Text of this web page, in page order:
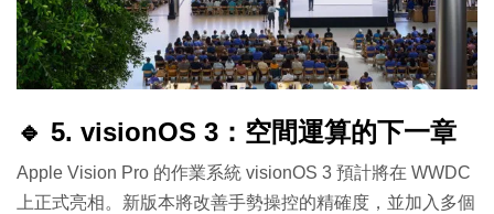
🔹 5. visionOS 3：空間運算的下一章
Apple Vision Pro 的作業系統 visionOS 3 預計將在 WWDC
上正式亮相。新版本將改善手勢操控的精確度，並加入多個